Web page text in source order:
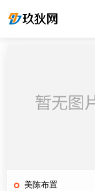
美陈布置